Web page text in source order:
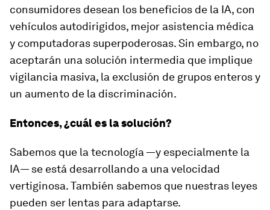
consumidores desean los beneficios de la IA, con
vehículos autodirigidos, mejor asistencia médica
y computadoras superpoderosas. Sin embargo, no
aceptarán una solución intermedia que implique
vigilancia masiva, la exclusión de grupos enteros y
un aumento de la discriminación.
Entonces, ¿cuál es la solución?
Sabemos que la tecnología —y especialmente la
IA— se está desarrollando a una velocidad
vertiginosa. También sabemos que nuestras leyes
pueden ser lentas para adaptarse.